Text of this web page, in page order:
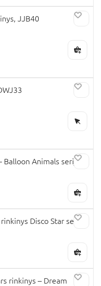
JJB40
Balloon Animals serija,
Disco Star serija,
rinkinys – Dream